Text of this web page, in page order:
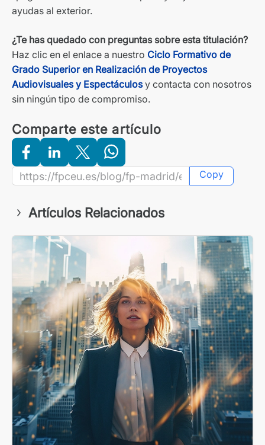
ayudas al exterior.
¿Te has quedado con preguntas sobre esta titulación?
Haz clic en el enlace a nuestro Ciclo Formativo de
Grado Superior en Realización de Proyectos
Audiovisuales y Espectáculosy contacta con nosotros
sin ningún tipo de compromiso.
Comparte este artículo
Copy
Artículos Relacionados